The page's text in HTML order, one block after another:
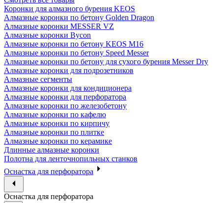
Коронки для алмазного бурения KEOS
Алмазные коронки по бетону Golden Dragon
Алмазные коронки MESSER VZ
Алмазные коронки Bycon
Алмазные коронки по бетону KEOS M16
Алмазные коронки по бетону Speed Messer
Алмазные коронки по бетону для сухого бурения Messer Dry
Алмазные коронки для подрозетников
Алмазные сегменты
Алмазные коронки для кондиционера
Алмазные коронки для перфоратора
Алмазные коронки по железобетону
Алмазные коронки по кафелю
Алмазные коронки по кирпичу
Алмазные коронки по плитке
Алмазные коронки по керамике
Длинные алмазные коронки
Полотна для ленточнопильных станков
Оснастка для перфоратора
Оснастка для перфоратора